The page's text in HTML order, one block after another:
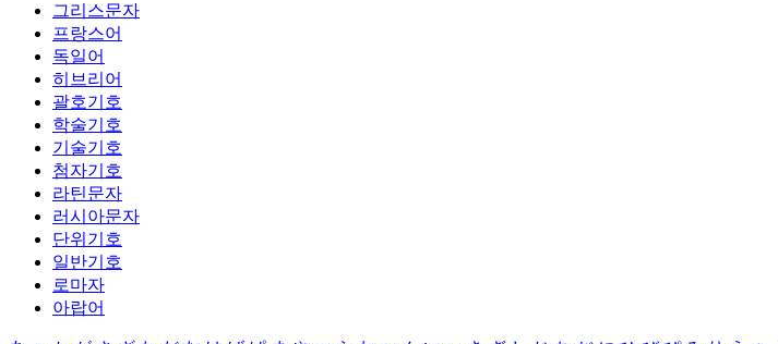
그리스문자
프랑스어
독일어
히브리어
괄호기호
학술기호
기술기호
첨자기호
라틴문자
러시아문자
단위기호
일반기호
로마자
아랍어